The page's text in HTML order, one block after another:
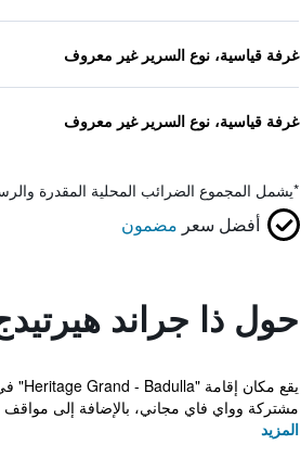
غرفة قياسية، نوع السرير غير معروف
غرفة قياسية، نوع السرير غير معروف
*يشمل المجموع الضرائب المحلية المقدرة
أفضل سعر مضمون
حول ذا جراند
مشتركة وواي فاي مجاني، بالإضافة إلى
المزيد